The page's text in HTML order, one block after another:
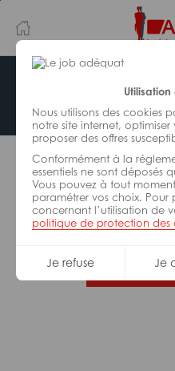
Nous utilisons des cookies
notre site internet,
proposer des offres
Conformément à la
essentiels ne sont déposés
Vous pouvez à tout
paramétrer vos choix. Pour
concernant l’utilisation de
politique de protection des
Je refuse Je
au
contenu
principal
navigation
Offre
L’offre d’emploi que
plus
De nombreuses
correspondre,
Trouvez